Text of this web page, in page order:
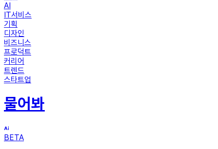
AI
IT서비스
기획
디자인
비즈니스
프로덕트
커리어
트렌드
스타트업
물어봐
BETA